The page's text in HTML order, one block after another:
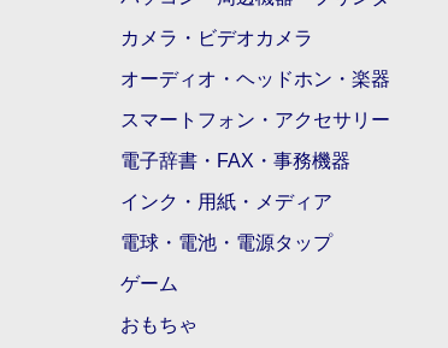
カメラ・ビデオカメラ
オーディオ・ヘッドホン・楽器
スマートフォン・アクセサリー
電子辞書・FAX・事務機器
インク・用紙・メディア
電球・電池・電源タップ
ゲーム
おもちゃ